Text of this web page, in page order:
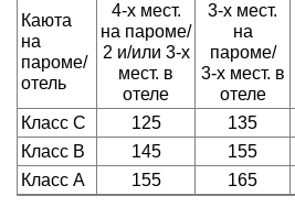
Каюта
на
пароме/
отель
4-х мест.
на пароме/
2 и/или 3-х
мест. в
отеле
3-х мест.
на
пароме/
3-х мест. в
отеле
Класс С 125 135
Класс B
145 155
Класс A
155 165